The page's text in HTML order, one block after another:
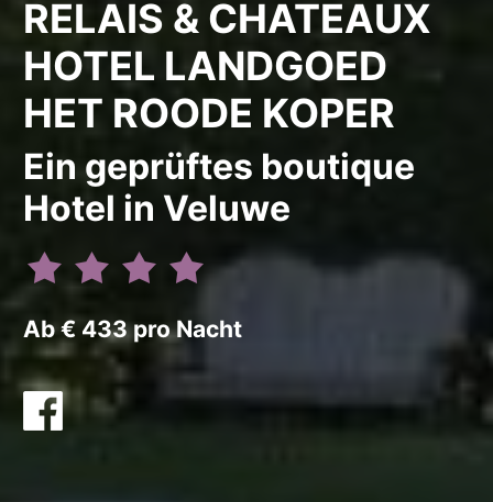
RELAIS & CHATEAUX
HOTEL LANDGOED
HET ROODE KOPER
Ein geprüftes boutique
Hotel in Veluwe
Ab € 433 pro Nacht